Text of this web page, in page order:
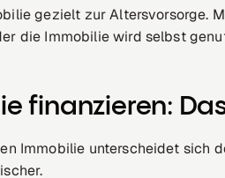
gezielt zur Altersvorsorge.
die Immobilie wird selbst
finanzieren:
Immobilie unterscheidet sich